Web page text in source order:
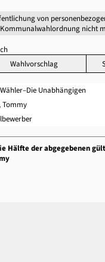
von
nicht
Wahlvorschlag
Unabhängigen
Tommy
Hälfte der abgegebenen